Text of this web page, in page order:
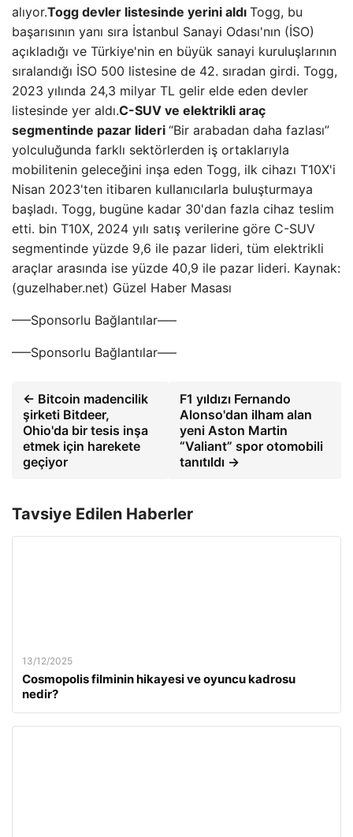
alıyor.Togg devler listesinde yerini aldı Togg, bu
başarısının yanı sıra İstanbul Sanayi Odası'nın (İSO)
açıkladığı ve Türkiye'nin en büyük sanayi kuruluşlarının
sıralandığı İSO 500 listesine de 42. sıradan girdi. Togg,
2023 yılında 24,3 milyar TL gelir elde eden devler
listesinde yer aldı.C-SUV ve elektrikli araç
segmentinde pazar lideri “Bir arabadan daha fazlası”
yolculuğunda farklı sektörlerden iş ortaklarıyla
mobilitenin geleceğini inşa eden Togg, ilk cihazı T10X'i
Nisan 2023'ten itibaren kullanıcılarla buluşturmaya
başladı. Togg, bugüne kadar 30'dan fazla cihaz teslim
etti. bin T10X, 2024 yılı satış verilerine göre C-SUV
segmentinde yüzde 9,6 ile pazar lideri, tüm elektrikli
araçlar arasında ise yüzde 40,9 ile pazar lideri. Kaynak:
(guzelhaber.net) Güzel Haber Masası
—–Sponsorlu Bağlantılar—–
—–Sponsorlu Bağlantılar—–
← Bitcoin madencilik
şirketi Bitdeer,
Ohio'da bir tesis inşa
etmek için harekete
geçiyor
F1 yıldızı Fernando
Alonso'dan ilham alan
yeni Aston Martin
“Valiant” spor otomobili
tanıtıldı →
Tavsiye Edilen Haberler
13/12/2025
Cosmopolis filminin hikayesi ve oyuncu kadrosu
nedir?